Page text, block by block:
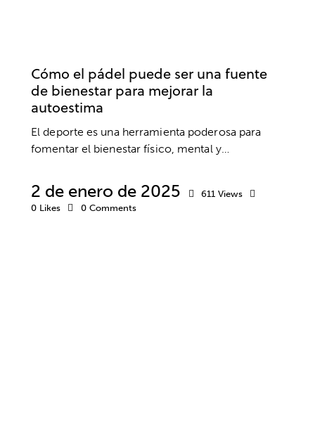
Cómo el pádel puede ser una fuente
de bienestar para mejorar la
autoestima
El deporte es una herramienta poderosa para
fomentar el bienestar físico, mental y…
2 de enero de 2025 611 Views
0 Likes 0 Comments